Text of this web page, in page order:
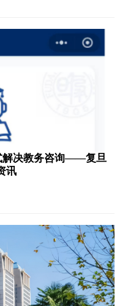
解决教务咨询——复旦
讯